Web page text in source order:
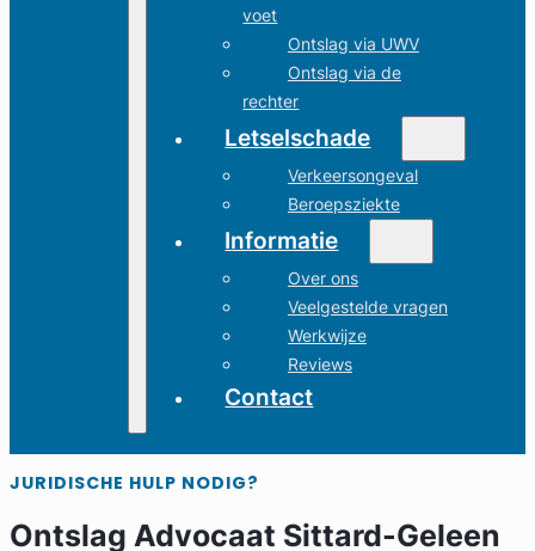
voet
Ontslag via UWV
Ontslag via de
rechter
Letselschade
Verkeersongeval
Beroepsziekte
Informatie
Over ons
Veelgestelde vragen
Werkwijze
Reviews
Contact
JURIDISCHE HULP NODIG?
Ontslag Advocaat Sittard-Geleen